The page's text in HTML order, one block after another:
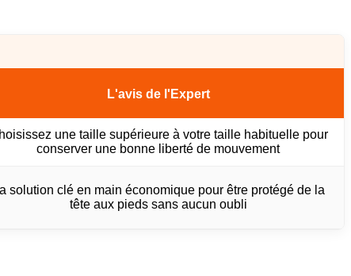
L'avis de l'Expert
une taille supérieure à votre taille habituelle pour
conserver une bonne liberté de mouvement
solution clé en main économique pour être protégé de la
tête aux pieds sans aucun oubli